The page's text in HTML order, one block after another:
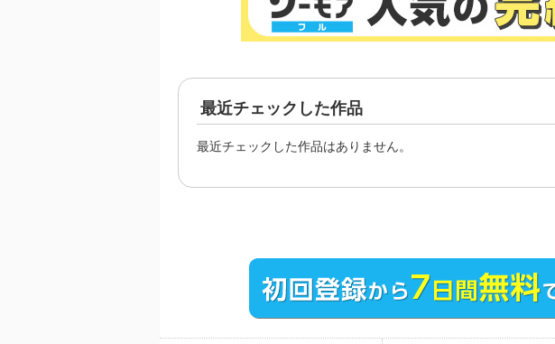
最近チェックした作品
最近チェックした作品はありません。